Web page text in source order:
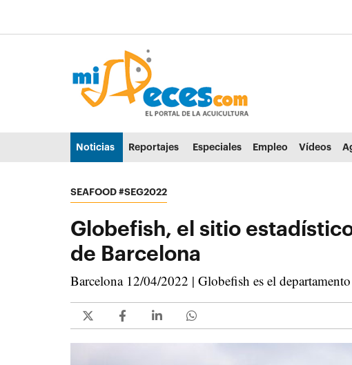
Ir al menú principal (alt + u)
Noticias Reportajes Especiales Empleo Vídeos
SEAFOOD #SEG2022
Globefish, el sitio
de Barcelona
Barcelona 12/04/2022 | Globefish es el